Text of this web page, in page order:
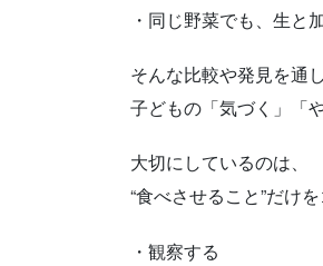
・同じ野菜でも、生と
そんな比較や発見を通し
子どもの「気づく」「
大切にしているのは、
“食べさせること”だけ
・観察する